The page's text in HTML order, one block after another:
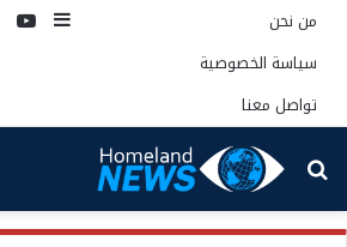
من نحن
سياسة الخصوصية
تواصل معنا
إضافة
بحث
عن